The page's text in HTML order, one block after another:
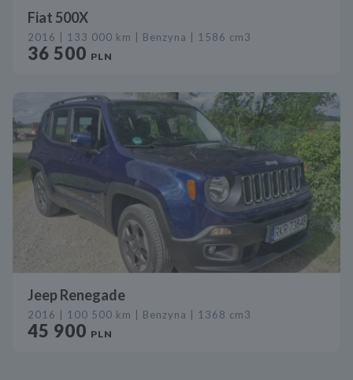
Fiat 500X
2016 | 133 000 km | Benzyna | 1586 cm3
36 500 PLN
Jeep Renegade
2016 | 100 500 km | Benzyna | 1368 cm3
45 900 PLN